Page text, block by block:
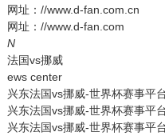
网址：//www.d-fan.com.cn
网址：//www.d-fan.com
N
法国vs挪威
ews center
兴东法国vs挪威-世界杯赛事平
兴东法国vs挪威-世界杯赛事平
兴东法国vs挪威-世界杯赛事平